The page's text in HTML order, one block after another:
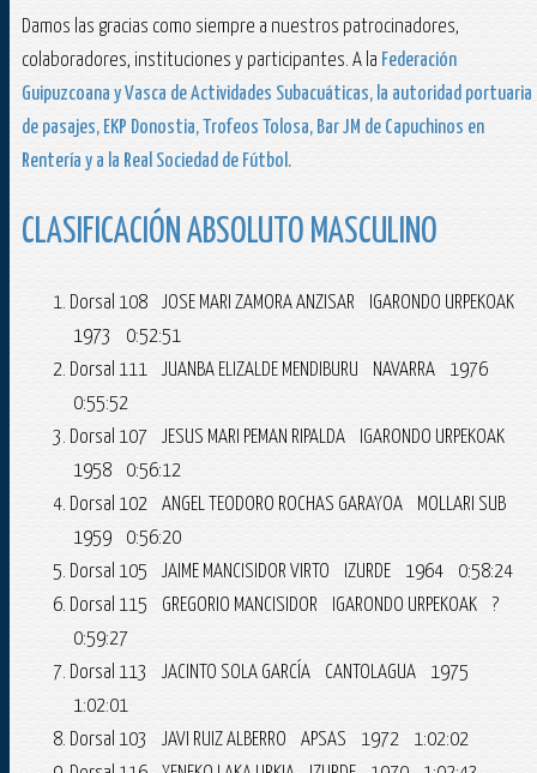
Damos las gracias como siempre a nuestros patrocinadores,
colaboradores, instituciones y participantes. A la Federación
Guipuzcoana y Vasca de Actividades Subacuáticas, la autoridad portuaria
de pasajes, EKP Donostia, Trofeos Tolosa, Bar JM de Capuchinos en
Rentería y a la Real Sociedad de Fútbol.
CLASIFICACIÓN ABSOLUTO MASCULINO
Dorsal 108 JOSE MARI ZAMORA ANZISAR IGARONDO URPEKOAK
1973 0:52:51
Dorsal 111 JUANBA ELIZALDE MENDIBURU NAVARRA 1976
0:55:52
Dorsal 107 JESUS MARI PEMAN RIPALDA IGARONDO URPEKOAK
1958 0:56:12
Dorsal 102 ANGEL TEODORO ROCHAS GARAYOA MOLLARI SUB
1959 0:56:20
Dorsal 105 JAIME MANCISIDOR VIRTO IZURDE 1964 0:58:24
Dorsal 115 GREGORIO MANCISIDOR IGARONDO URPEKOAK ?
0:59:27
Dorsal 113 JACINTO SOLA GARCÍA CANTOLAGUA 1975
1:02:01
Dorsal 103 JAVI RUIZ ALBERRO APSAS 1972 1:02:02